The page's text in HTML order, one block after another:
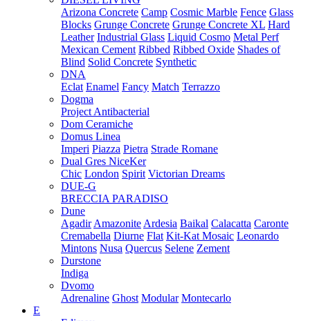
Arizona Concrete Camp Cosmic Marble Fence Glass
Blocks Grunge Concrete Grunge Concrete XL Hard
Leather Industrial Glass Liquid Cosmo Metal Perf
Mexican Cement Ribbed Ribbed Oxide Shades of
Blind Solid Concrete Synthetic
DNA
Eclat Enamel Fancy Match Terrazzo
Dogma
Project Antibacterial
Dom Ceramiche
Domus Linea
Imperi Piazza Pietra Strade Romane
Dual Gres NiceKer
Chic London Spirit Victorian Dreams
DUE-G
BRECCIA PARADISO
Dune
Agadir Amazonite Ardesia Baikal Calacatta Caronte
Cremabella Diurne Flat Kit-Kat Mosaic Leonardo
Mintons Nusa Quercus Selene Zement
Durstone
Indiga
Dvomo
Adrenaline Ghost Modular Montecarlo
E